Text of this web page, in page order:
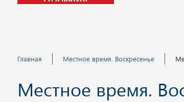
Главная Местное время. Воскресенье
Местное время.